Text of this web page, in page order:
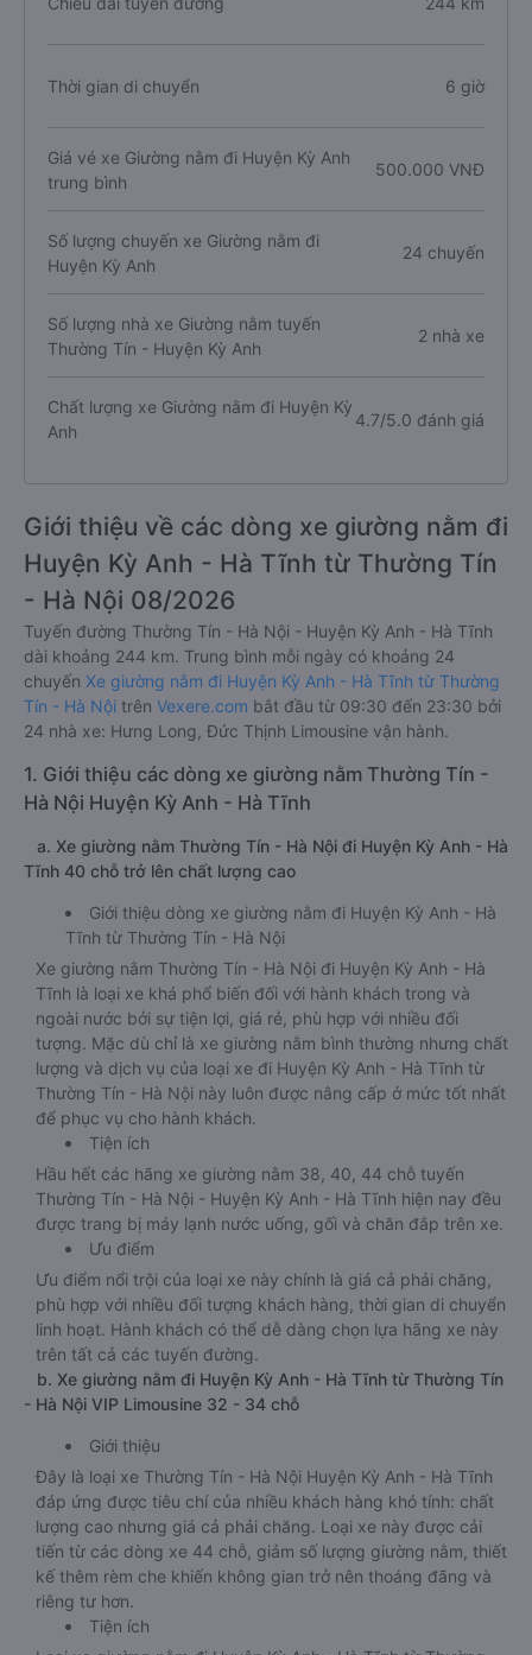
Thời gian di chuyển 6 giờ
Giá vé xe Giường nằm đi Huyện Kỳ Anh
trung bình
500.000 VNĐ
Số lượng chuyến xe Giường nằm đi
Huyện Kỳ Anh
24 chuyến
Số lượng nhà xe Giường nằm tuyến
Thường Tín - Huyện Kỳ Anh
2 nhà xe
Chất lượng xe Giường nằm đi Huyện Kỳ
Anh
4.7/5.0 đánh giá
Giới thiệu về các dòng xe giường nằm đi
Huyện Kỳ Anh - Hà Tĩnh từ Thường Tín
- Hà Nội 08/2026
Tuyến đường Thường Tín - Hà Nội - Huyện Kỳ Anh - Hà Tĩnh
dài khoảng 244 km. Trung bình mỗi ngày có khoảng 24
chuyến Xe giường nằm đi Huyện Kỳ Anh - Hà Tĩnh từ Thường
Tín - Hà Nội trên Vexere.com bắt đầu từ 09:30 đến 23:30 bởi
24 nhà xe: Hưng Long, Đức Thịnh Limousine vận hành.
1. Giới thiệu các dòng xe giường nằm Thường Tín -
Hà Nội Huyện Kỳ Anh - Hà Tĩnh
a. Xe giường nằm Thường Tín - Hà Nội đi Huyện Kỳ Anh - Hà
Tĩnh 40 chỗ trở lên chất lượng cao
Giới thiệu dòng xe giường nằm đi Huyện Kỳ Anh - Hà
Tĩnh từ Thường Tín - Hà Nội
Xe giường nằm Thường Tín - Hà Nội đi Huyện Kỳ Anh - Hà
Tĩnh là loại xe khá phổ biến đối với hành khách trong và
ngoài nước bởi sự tiện lợi, giá rẻ, phù hợp với nhiều đối
tượng. Mặc dù chỉ là xe giường nằm bình thường nhưng chất
lượng và dịch vụ của loại xe đi Huyện Kỳ Anh - Hà Tĩnh từ
Thường Tín - Hà Nội này luôn được nâng cấp ở mức tốt nhất
để phục vụ cho hành khách.
Tiện ích
Hầu hết các hãng xe giường nằm 38, 40, 44 chỗ tuyến
Thường Tín - Hà Nội - Huyện Kỳ Anh - Hà Tĩnh hiện nay đều
được trang bị máy lạnh nước uống, gối và chăn đắp trên xe.
Ưu điểm
Ưu điểm nổi trội của loại xe này chính là giá cả phải chăng,
phù hợp với nhiều đối tượng khách hàng, thời gian di chuyển
linh hoạt. Hành khách có thể dễ dàng chọn lựa hãng xe này
trên tất cả các tuyến đường.
b. Xe giường nằm đi Huyện Kỳ Anh - Hà Tĩnh từ Thường Tín
- Hà Nội VIP Limousine 32 - 34 chỗ
Giới thiệu
Đây là loại xe Thường Tín - Hà Nội Huyện Kỳ Anh - Hà Tĩnh
đáp ứng được tiêu chí của nhiều khách hàng khó tính: chất
lượng cao nhưng giá cả phải chăng. Loại xe này được cải
tiến từ các dòng xe 44 chỗ, giảm số lượng giường nằm, thiết
kế thêm rèm che khiến không gian trở nên thoáng đãng và
riêng tư hơn.
Tiện ích